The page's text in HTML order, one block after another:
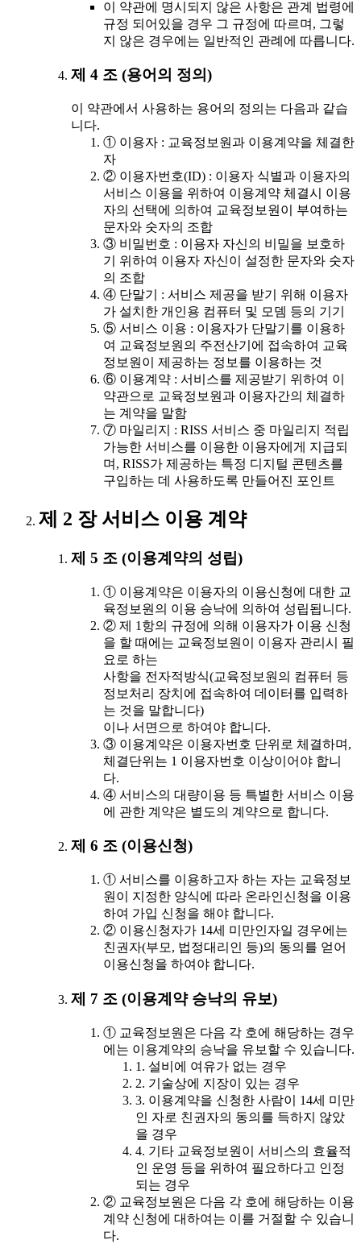
이 약관에 명시되지 않은 사항은 관계 법령에
규정 되어있을 경우 그 규정에 따르며, 그렇
지 않은 경우에는 일반적인 관례에 따릅니다.
제 4 조 (용어의 정의)
이 약관에서 사용하는 용어의 정의는 다음과 같습
니다.
① 이용자 : 교육정보원과 이용계약을 체결한
자
② 이용자번호(ID) : 이용자 식별과 이용자의
서비스 이용을 위하여 이용계약 체결시 이용
자의 선택에 의하여 교육정보원이 부여하는
문자와 숫자의 조합
③ 비밀번호 : 이용자 자신의 비밀을 보호하
기 위하여 이용자 자신이 설정한 문자와 숫자
의 조합
④ 단말기 : 서비스 제공을 받기 위해 이용자
가 설치한 개인용 컴퓨터 및 모뎀 등의 기기
⑤ 서비스 이용 : 이용자가 단말기를 이용하
여 교육정보원의 주전산기에 접속하여 교육
정보원이 제공하는 정보를 이용하는 것
⑥ 이용계약 : 서비스를 제공받기 위하여 이
약관으로 교육정보원과 이용자간의 체결하
는 계약을 말함
⑦ 마일리지 : RISS 서비스 중 마일리지 적립
가능한 서비스를 이용한 이용자에게 지급되
며, RISS가 제공하는 특정 디지털 콘텐츠를
구입하는 데 사용하도록 만들어진 포인트
제 2 장 서비스 이용 계약
제 5 조 (이용계약의 성립)
① 이용계약은 이용자의 이용신청에 대한 교
육정보원의 이용 승낙에 의하여 성립됩니다.
② 제 1항의 규정에 의해 이용자가 이용 신청
을 할 때에는 교육정보원이 이용자 관리시 필
요로 하는
사항을 전자적방식(교육정보원의 컴퓨터 등
정보처리 장치에 접속하여 데이터를 입력하
는 것을 말합니다)
이나 서면으로 하여야 합니다.
③ 이용계약은 이용자번호 단위로 체결하며,
체결단위는 1 이용자번호 이상이어야 합니
다.
④ 서비스의 대량이용 등 특별한 서비스 이용
에 관한 계약은 별도의 계약으로 합니다.
제 6 조 (이용신청)
① 서비스를 이용하고자 하는 자는 교육정보
원이 지정한 양식에 따라 온라인신청을 이용
하여 가입 신청을 해야 합니다.
② 이용신청자가 14세 미만인자일 경우에는
친권자(부모, 법정대리인 등)의 동의를 얻어
이용신청을 하여야 합니다.
제 7 조 (이용계약 승낙의 유보)
① 교육정보원은 다음 각 호에 해당하는 경우
에는 이용계약의 승낙을 유보할 수 있습니다.
1. 설비에 여유가 없는 경우
2. 기술상에 지장이 있는 경우
3. 이용계약을 신청한 사람이 14세 미만
인 자로 친권자의 동의를 득하지 않았
을 경우
4. 기타 교육정보원이 서비스의 효율적
인 운영 등을 위하여 필요하다고 인정
되는 경우
② 교육정보원은 다음 각 호에 해당하는 이용
계약 신청에 대하여는 이를 거절할 수 있습니
다.